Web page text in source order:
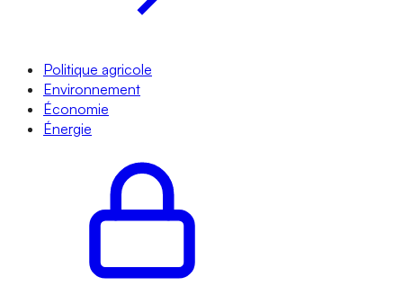
Politique agricole
Environnement
Économie
Énergie